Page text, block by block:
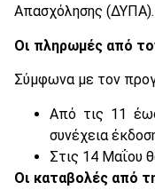
Απασχόλησης (ΔΥΠΑ).
Οι πληρωμές από
Σύμφωνα με τον
Από τις 11
συνέχεια
Στις 14 Μαΐου
Οι καταβολές από